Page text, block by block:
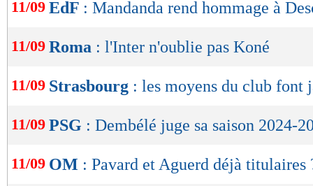
11/09 EdF : Mandanda rend hommage à
11/09 Roma : l'Inter n'oublie pas Koné
11/09 Strasbourg : les moyens du club font
11/09 PSG : Dembélé juge sa saison 2024-
11/09 OM : Pavard et Aguerd déjà titulaires